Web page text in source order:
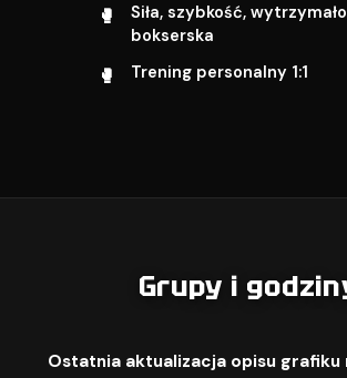
Siła, szybkość,
bokserska
Trening personalny 1:1
Grupy i
Ostatnia aktualizacja opisu grafiku